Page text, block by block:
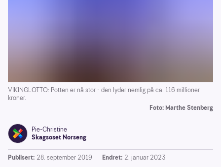
VIKINGLOTTO: Potten er nå stor - den lyder nemlig på ca. 116 millioner
kroner.
Foto: Marthe Stenberg
Pie-Christine
Skagsoset Norseng
Publisert: 28. september 2019 Endret: 2. januar 2023